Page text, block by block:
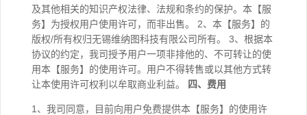
及其他相关的知识产权法律、法规和条约的保护。本【服
务】为授权用户使用许可，而非出售。 2、本【服务】的
版权/所有权归无锡维纳图科技有限公司所有。 3、根据本
协议的约定，我司授予用户一项非排他的、不可转让的使
用本【服务】的使用许可。用户不得转售或以其他方式转
让本使用许可权利以牟取商业利益。
四、费用
1、我司同意，目前向用户免费提供本【服务】的使用许